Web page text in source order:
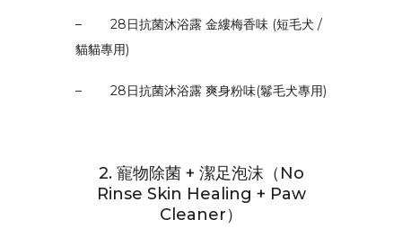
–
28日抗菌沐浴露 金縷梅香味 (短毛犬 /
貓貓專用)
– 28日抗菌沐浴露 爽身粉味(鬈毛犬專用)
2. 寵物除菌 + 潔足泡沫（No
Rinse Skin Healing + Paw
Cleaner）